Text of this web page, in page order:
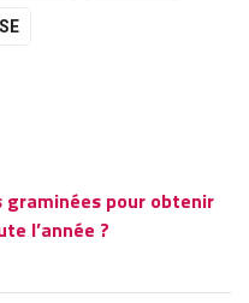
pour obtenir
l’année ?